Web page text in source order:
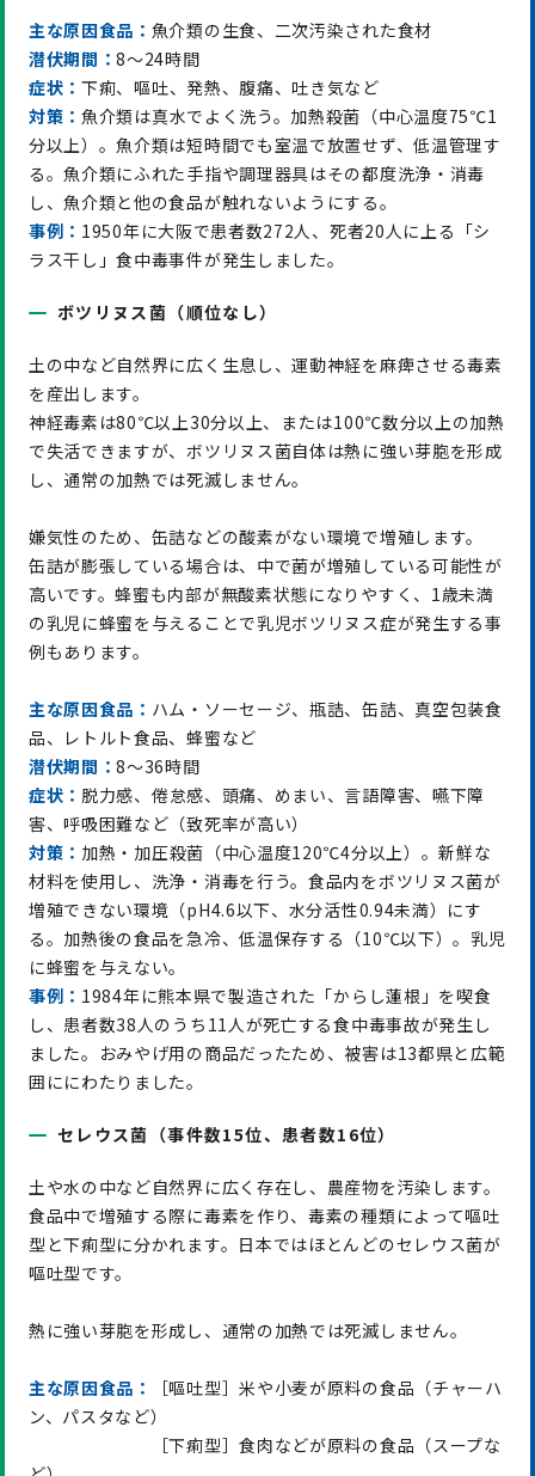
主な原因食品： 魚介類の生食、二次汚染された食材
潜伏期間：8～24時間
症状： 下痢、嘔吐、発熱、腹痛、吐き気など
対策： 魚介類は真水でよく洗う。加熱殺菌（中心温度75℃1
分以上）。魚介類は短時間でも室温で放置せず、低温管理す
る。魚介類にふれた手指や調理器具はその都度洗浄・消毒
し、魚介類と他の食品が触れないようにする。
事例： 1950年に大阪で患者数272人、死者20人に上る「シ
ラス干し」食中毒事件が発生しました。
ボツリヌス菌（順位なし）
土の中など自然界に広く生息し、運動神経を麻痺させる毒素
を産出します。
神経毒素は80℃以上30分以上、または100℃数分以上の加熱
で失活できますが、ボツリヌス菌自体は熱に強い芽胞を形成
し、通常の加熱では死滅しません。
嫌気性のため、缶詰などの酸素がない環境で増殖します。
缶詰が膨張している場合は、中で菌が増殖している可能性が
高いです。蜂蜜も内部が無酸素状態になりやすく、1歳未満
の乳児に蜂蜜を与えることで乳児ボツリヌス症が発生する事
例もあります。
主な原因食品： ハム・ソーセージ、瓶詰、缶詰、真空包装食
品、レトルト食品、蜂蜜など
潜伏期間：8～36時間
症状： 脱力感、倦怠感、頭痛、めまい、言語障害、嚥下障
害、呼吸困難など（致死率が高い）
対策： 加熱・加圧殺菌（中心温度120℃4分以上）。新鮮な
材料を使用し、洗浄・消毒を行う。食品内をボツリヌス菌が
増殖できない環境（pH4.6以下、水分活性0.94未満）にす
る。加熱後の食品を急冷、低温保存する（10℃以下）。乳児
に蜂蜜を与えない。
事例： 1984年に熊本県で製造された「からし蓮根」を喫食
し、患者数38人のうち11人が死亡する食中毒事故が発生し
ました。おみやげ用の商品だったため、被害は13都県と広範
囲ににわたりました。
セレウス菌（事件数15位、患者数16位）
土や水の中など自然界に広く存在し、農産物を汚染します。
食品中で増殖する際に毒素を作り、毒素の種類によって嘔吐
型と下痢型に分かれます。日本ではほとんどのセレウス菌が
嘔吐型です。
熱に強い芽胞を形成し、通常の加熱では死滅しません。
主な原因食品：
［嘔吐型］米や小麦が原料の食品（チャーハ
ン、パスタなど）
［下痢型］食肉などが原料の食品（スープな